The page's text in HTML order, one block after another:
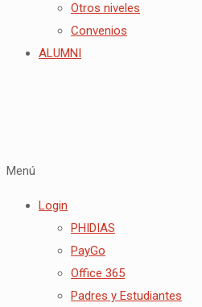
Otros niveles
Convenios
ALUMNI
Menú
Login
PHIDIAS
PayGo
Office 365
Padres y Estudiantes